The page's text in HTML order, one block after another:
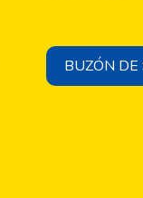
BUZÓN DE